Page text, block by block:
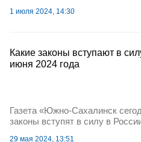
1 июля 2024, 14:30
Какие законы вступают в
июня 2024 года
Газета «Южно-Сахалинск
законы вступят в силу в
29 мая 2024, 13:51